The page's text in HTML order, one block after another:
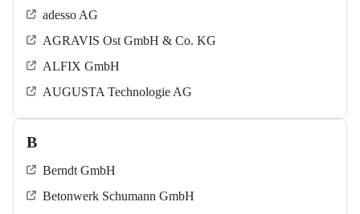
adesso AG
AGRAVIS Ost GmbH & Co. KG
ALFIX GmbH
AUGUSTA Technologie AG
B
Berndt GmbH
Betonwerk Schumann GmbH